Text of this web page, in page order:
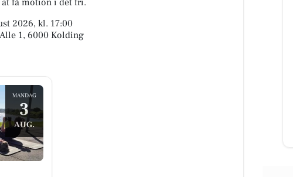
få motion i det fri.
2026, kl. 17:00
1, 6000 Kolding
MANDAG
3
AUG.
om,
f...